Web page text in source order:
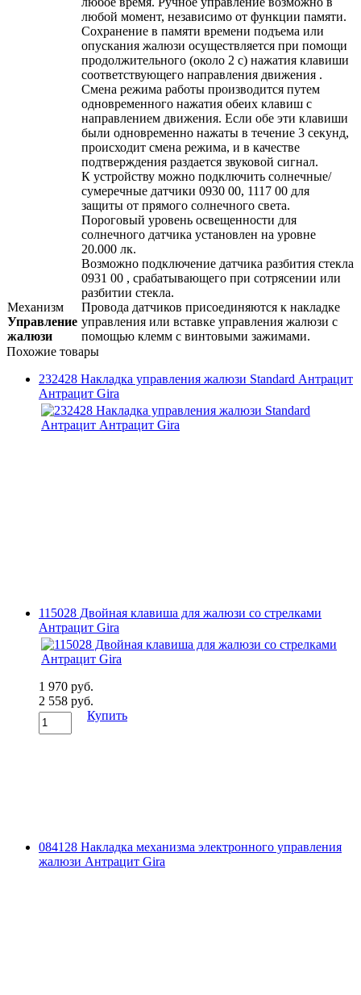
любой момент, независимо от функции памяти.
Сохранение в памяти времени подъема или
опускания жалюзи осуществляется при помощи
продолжительного (около 2 с) нажатия клавиши
соответствующего направления движения .
Смена режима работы производится путем
одновременного нажатия обеих клавиш с
направлением движения. Если обе эти клавиши
были одновременно нажаты в течение 3 секунд,
происходит смена режима, и в качестве
подтверждения раздается звуковой сигнал.
К устройству можно подключить солнечные/
сумеречные датчики 0930 00, 1117 00 для
защиты от прямого солнечного света.
Пороговый уровень освещенности для
солнечного датчика установлен на уровне
20.000 лк.
Возможно подключение датчика разбития стекла
0931 00 , срабатывающего при сотрясении или
разбитии стекла.
Провода датчиков присоединяются к накладке
управления или вставке управления жалюзи с
помощью клемм с винтовыми зажимами.
Механизм
Управление
жалюзи
Похожие товары
232428 Накладка управления жалюзи Standard Антрацит
Антрацит Gira
115028 Двойная клавиша для жалюзи со стрелками
Антрацит Gira
1 970 руб.
2 558 руб.
Купить
084128 Накладка механизма электронного управления
жалюзи Антрацит Gira